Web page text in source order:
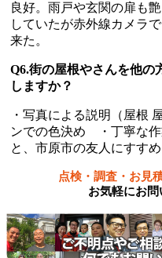
良好。雨戸や玄関の扉も
していたが赤外線カメラ
来た。
Q6.街の屋根やさんを他の
しますか？
・写真による説明（屋根
ンでの色決め ・丁寧な作
と、市原市の友人にすすめ
点検・調査・お見
お気軽にお問